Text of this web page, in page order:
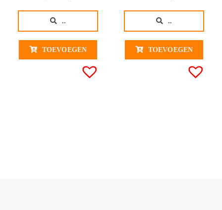
was:
€ 13,95€ 11,53.
€ 9,95€ 8,22.
..
TOEVOEGEN
..
TOEVOEGEN